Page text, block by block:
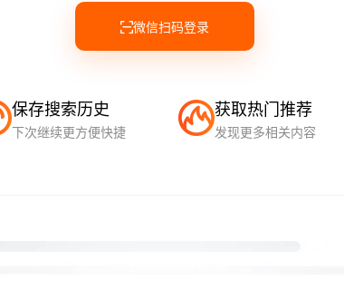
微信扫码登录
保存搜索历史
下次继续更方便快捷
获取热门推荐
发现更多相关内容